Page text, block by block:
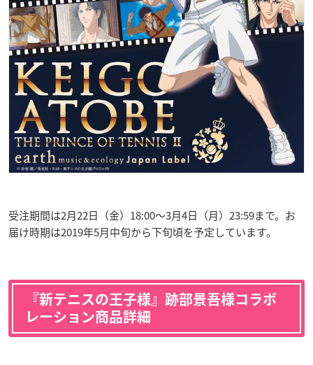
受注期間は2月22日（金）18:00〜3月4日（月）23:59まで。お
届け時期は2019年5月中旬から下旬頃を予定しています。
『新テニスの王子様』跡部景吾様コラボ
レーション商品詳細